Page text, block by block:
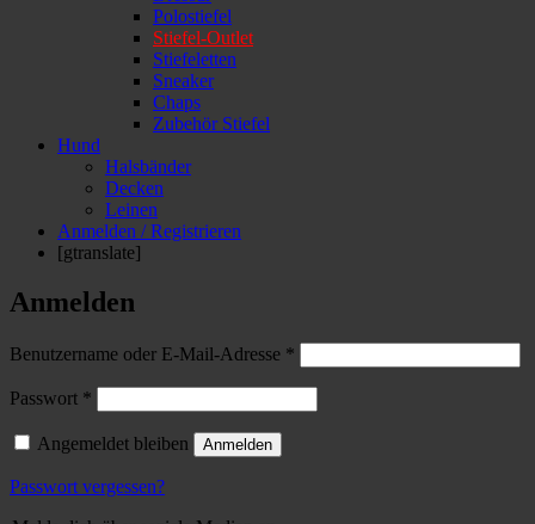
Polostiefel
Stiefel-Outlet
Stiefeletten
Sneaker
Chaps
Zubehör Stiefel
Hund
Halsbänder
Decken
Leinen
Anmelden / Registrieren
[gtranslate]
Anmelden
Benutzername oder E-Mail-Adresse *
Passwort *
Angemeldet bleiben Anmelden
Passwort vergessen?